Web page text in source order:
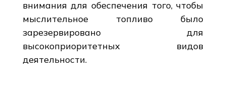
внимания для обеспечения того, чтобы
мыслительное топливо было
зарезервировано для
высокоприоритетных видов
деятельности.